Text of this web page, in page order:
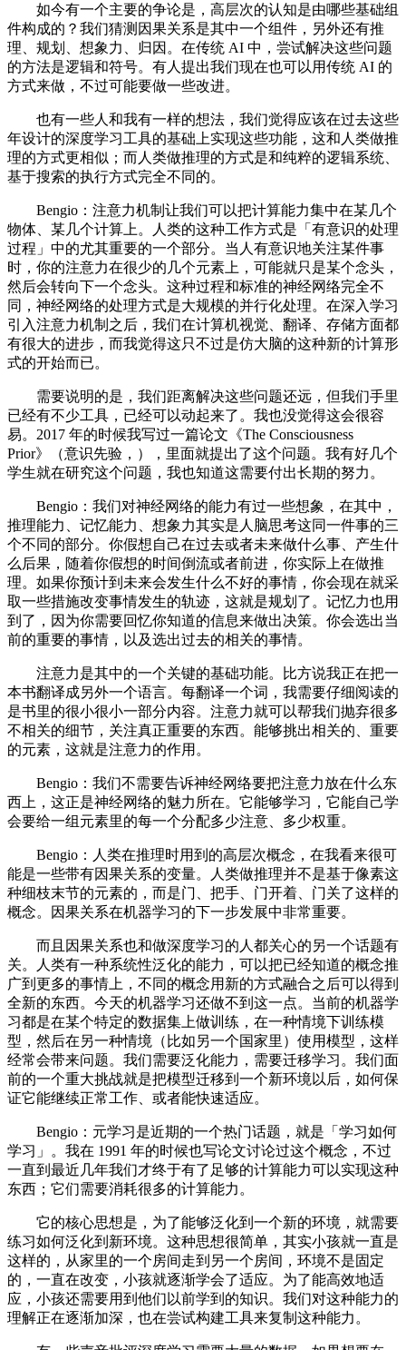
如今有一个主要的争论是，高层次的认知是由哪些基础组
件构成的？我们猜测因果关系是其中一个组件，另外还有推
理、规划、想象力、归因。在传统 AI 中，尝试解决这些问题
的方法是逻辑和符号。有人提出我们现在也可以用传统 AI 的
方式来做，不过可能要做一些改进。
也有一些人和我有一样的想法，我们觉得应该在过去这些
年设计的深度学习工具的基础上实现这些功能，这和人类做推
理的方式更相似；而人类做推理的方式是和纯粹的逻辑系统、
基于搜索的执行方式完全不同的。
Bengio：注意力机制让我们可以把计算能力集中在某几个
物体、某几个计算上。人类的这种工作方式是「有意识的处理
过程」中的尤其重要的一个部分。当人有意识地关注某件事
时，你的注意力在很少的几个元素上，可能就只是某个念头，
然后会转向下一个念头。这种过程和标准的神经网络完全不
同，神经网络的处理方式是大规模的并行化处理。在深入学习
引入注意力机制之后，我们在计算机视觉、翻译、存储方面都
有很大的进步，而我觉得这只不过是仿大脑的这种新的计算形
式的开始而已。
需要说明的是，我们距离解决这些问题还远，但我们手里
已经有不少工具，已经可以动起来了。我也没觉得这会很容
易。2017 年的时候我写过一篇论文《The Consciousness
Prior》（意识先验，），里面就提出了这个问题。我有好几个
学生就在研究这个问题，我也知道这需要付出长期的努力。
Bengio：我们对神经网络的能力有过一些想象，在其中，
推理能力、记忆能力、想象力其实是人脑思考这同一件事的三
个不同的部分。你假想自己在过去或者未来做什么事、产生什
么后果，随着你假想的时间倒流或者前进，你实际上在做推
理。如果你预计到未来会发生什么不好的事情，你会现在就采
取一些措施改变事情发生的轨迹，这就是规划了。记忆力也用
到了，因为你需要回忆你知道的信息来做出决策。你会选出当
前的重要的事情，以及选出过去的相关的事情。
注意力是其中的一个关键的基础功能。比方说我正在把一
本书翻译成另外一个语言。每翻译一个词，我需要仔细阅读的
是书里的很小很小一部分内容。注意力就可以帮我们抛弃很多
不相关的细节，关注真正重要的东西。能够挑出相关的、重要
的元素，这就是注意力的作用。
Bengio：我们不需要告诉神经网络要把注意力放在什么东
西上，这正是神经网络的魅力所在。它能够学习，它能自己学
会要给一组元素里的每一个分配多少注意、多少权重。
Bengio：人类在推理时用到的高层次概念，在我看来很可
能是一些带有因果关系的变量。人类做推理并不是基于像素这
种细枝末节的元素的，而是门、把手、门开着、门关了这样的
概念。因果关系在机器学习的下一步发展中非常重要。
而且因果关系也和做深度学习的人都关心的另一个话题有
关。人类有一种系统性泛化的能力，可以把已经知道的概念推
广到更多的事情上，不同的概念用新的方式融合之后可以得到
全新的东西。今天的机器学习还做不到这一点。当前的机器学
习都是在某个特定的数据集上做训练，在一种情境下训练模
型，然后在另一种情境（比如另一个国家里）使用模型，这样
经常会带来问题。我们需要泛化能力，需要迁移学习。我们面
前的一个重大挑战就是把模型迁移到一个新环境以后，如何保
证它能继续正常工作、或者能快速适应。
Bengio：元学习是近期的一个热门话题，就是「学习如何
学习」。我在 1991 年的时候也写论文讨论过这个概念，不过
一直到最近几年我们才终于有了足够的计算能力可以实现这种
东西；它们需要消耗很多的计算能力。
它的核心思想是，为了能够泛化到一个新的环境，就需要
练习如何泛化到新环境。这种思想很简单，其实小孩就一直是
这样的，从家里的一个房间走到另一个房间，环境不是固定
的，一直在改变，小孩就逐渐学会了适应。为了能高效地适
应，小孩还需要用到他们以前学到的知识。我们对这种能力的
理解正在逐渐加深，也在尝试构建工具来复制这种能力。